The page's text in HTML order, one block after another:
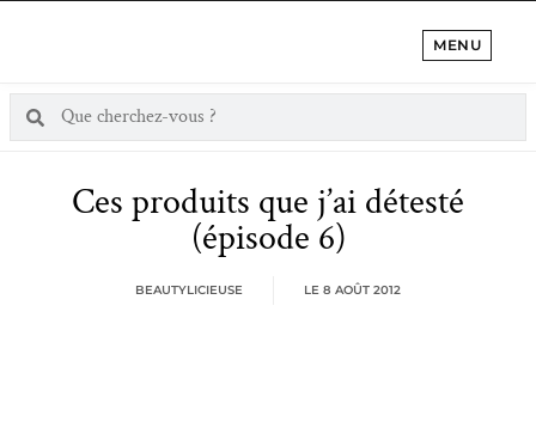
MENU
Ces produits que j’ai détesté
(épisode 6)
BEAUTYLICIEUSE LE 8 AOÛT 2012